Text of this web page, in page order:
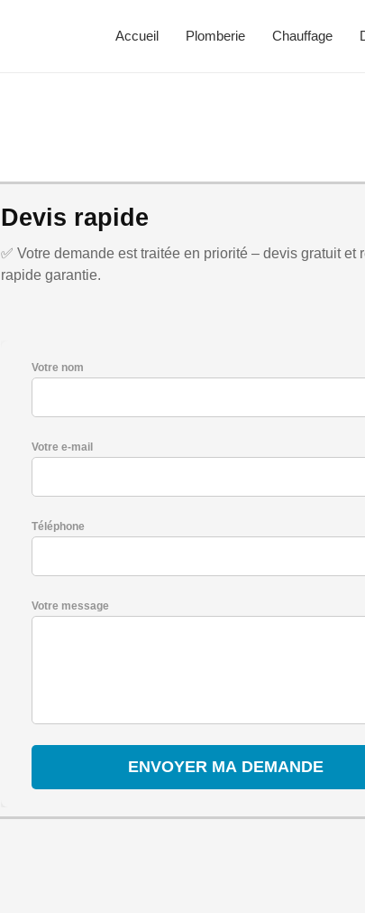
Accueil Plomberie Chauffage
Devis rapide
✅ Votre demande est traitée en priorité – devis gratuit et
rapide garantie.
Votre nom
Votre e-mail
Téléphone
Votre message